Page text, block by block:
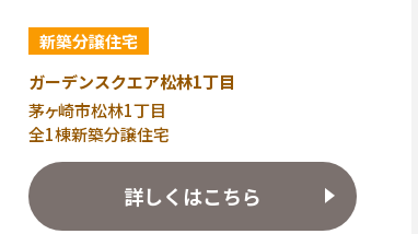
新築分譲住宅
ガーデンスクエア松林1丁目
茅ヶ崎市松林1丁目
全1棟新築分譲住宅
詳しくはこちら